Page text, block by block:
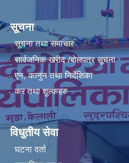
सूचना
सूचना तथा समाचार
सार्वजनिक खरीद /बोलपत्र सूचना
एन, कानुन तथा निर्देशिका
कर तथा शुल्कहरु
विधुतीय सेवा
घटना दर्ता